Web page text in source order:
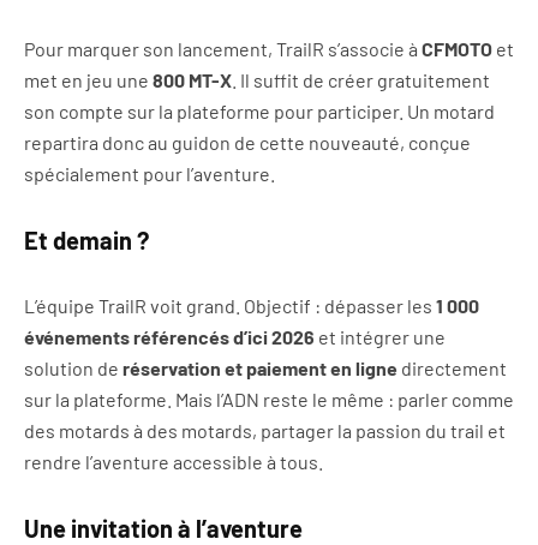
Pour marquer son lancement, TrailR s’associe à CFMOTO et
met en jeu une 800 MT-X . Il suffit de créer gratuitement
son compte sur la plateforme pour participer. Un motard
repartira donc au guidon de cette nouveauté, conçue
spécialement pour l’aventure.
Et demain ?
L’équipe TrailR voit grand. Objectif : dépasser les 1 000
événements référencés d’ici 2026 et intégrer une
solution de réservation et paiement en ligne directement
sur la plateforme. Mais l’ADN reste le même : parler comme
des motards à des motards, partager la passion du trail et
rendre l’aventure accessible à tous.
Une invitation à l’aventure